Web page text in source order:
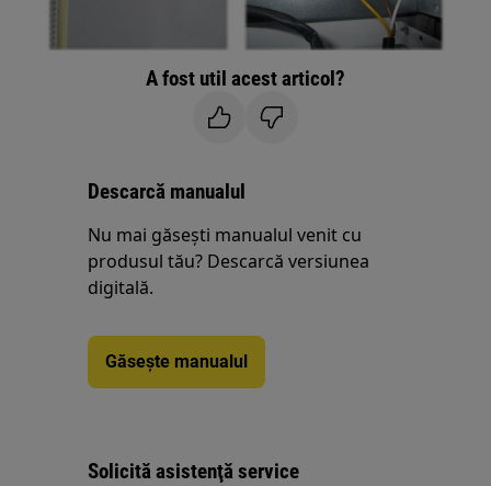
A fost util acest articol?
Descarcă manualul
Nu mai găsești manualul venit cu
produsul tău? Descarcă versiunea
digitală.
Găsește manualul
Solicită asistenţă service